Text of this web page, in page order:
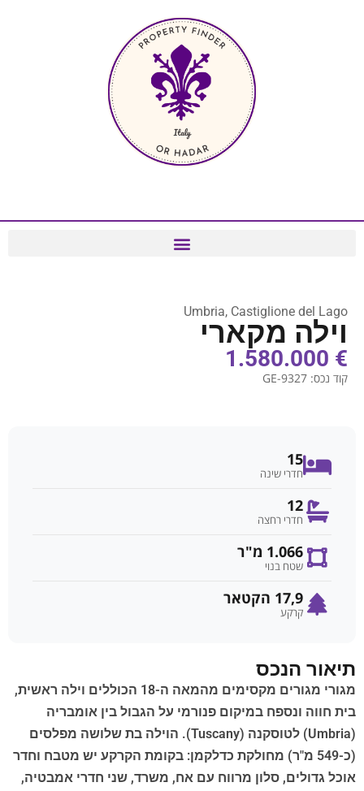
Umbria, Castiglione del Lago
וילה מקארי
€ 1.580.000
קוד נכס: GE-9327
15
חדרי שינה
12
חדרי רחצה
1.066 מ"ר
שטח בנוי
17,9 הקטאר
קרקע
תיאור הנכס
מגורי מגורים מקסימים מהמאה ה-18 הכוללים וילה ראשית,
בית חווה ונספח במיקום פנורמי על הגבול בין אומבריה
(Umbria) לטוסקנה (Tuscany). הוילה בת שלושה מפלסים
(כ-549 מ"ר) מחולקת כדלקמן: בקומת הקרקע יש מטבח וחדר
אוכל גדולים, סלון מרווח עם אח, משרד, שני חדרי אמבטיה,